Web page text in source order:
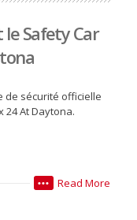
Safety Car
de sécurité officielle
24 At Daytona.
Read More
•••